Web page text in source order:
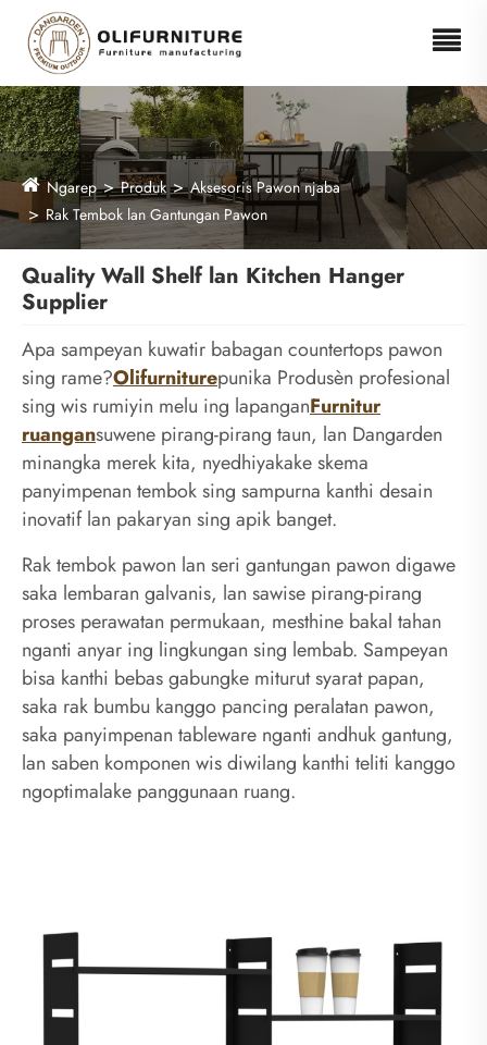
Ngarep Produk
Aksesoris Pawon njaba
Rak Tembok lan Gantungan Pawon
Quality Wall Shelf lan Kitchen Hanger
Supplier
Apa sampeyan kuwatir babagan countertops pawon
sing rame?Olifurniturepunika Produsèn profesional
sing wis rumiyin melu ing lapanganFurnitur
ruangansuwene pirang-pirang taun, lan Dangarden
minangka merek kita, nyedhiyakake skema
panyimpenan tembok sing sampurna kanthi desain
inovatif lan pakaryan sing apik banget.
Rak tembok pawon lan seri gantungan pawon digawe
saka lembaran galvanis, lan sawise pirang-pirang
proses perawatan permukaan, mesthine bakal tahan
nganti anyar ing lingkungan sing lembab. Sampeyan
bisa kanthi bebas gabungke miturut syarat papan,
saka rak bumbu kanggo pancing peralatan pawon,
saka panyimpenan tableware nganti andhuk gantung,
lan saben komponen wis diwilang kanthi teliti kanggo
ngoptimalake panggunaan ruang.